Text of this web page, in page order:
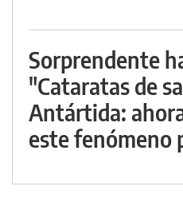
Sorprendente
"Cataratas de
Antártida:
este fenómeno